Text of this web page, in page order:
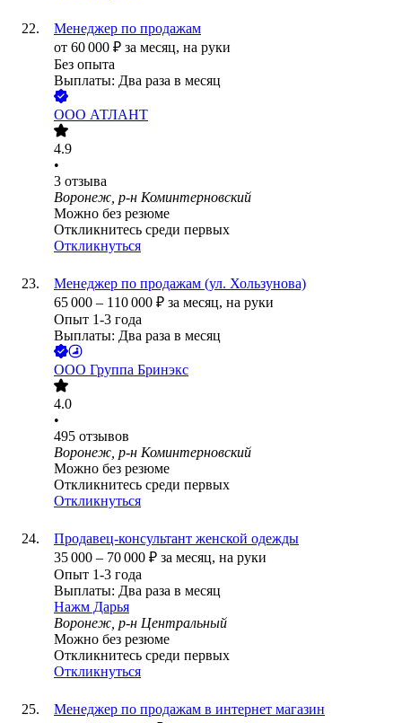
Менеджер по продажам
от 60 000 ₽ за месяц, на руки
Без опыта
Выплаты: Два раза в месяц
ООО АТЛАНТ
4.9
•
3 отзыва
Воронеж, р-н Коминтерновский
Можно без резюме
Откликнитесь среди первых
Откликнуться
Менеджер по продажам (ул. Хользунова)
65 000 – 110 000 ₽ за месяц, на руки
Опыт 1-3 года
Выплаты: Два раза в месяц
ООО Группа Бринэкс
4.0
•
495 отзывов
Воронеж, р-н Коминтерновский
Можно без резюме
Откликнитесь среди первых
Откликнуться
Продавец-консультант женской одежды
35 000 – 70 000 ₽ за месяц, на руки
Опыт 1-3 года
Выплаты: Два раза в месяц
Нажм Дарья
Воронеж, р-н Центральный
Можно без резюме
Откликнитесь среди первых
Откликнуться
Менеджер по продажам в интернет магазин